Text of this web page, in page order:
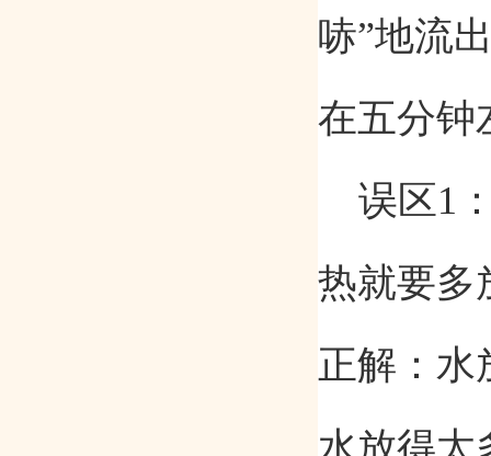
哧”地流
在五分钟
误区 1
热就要多
正解：水
水放得太